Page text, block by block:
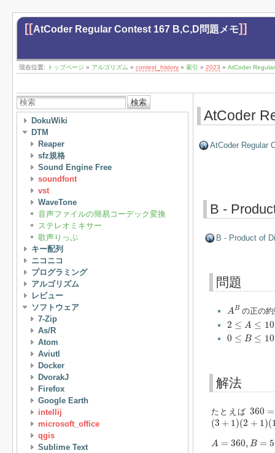
[[AtCoder Regular Contest 167 B,C,D問題メモ]]
現在位置: トップページ » アルゴリズム » contest_history » 索引 » 2023 » AtCoder
検索
DokuWiki
DTM
Reaper
sfz規格
Sound Engine Free
soundfont
vst
WaveTone
音声ファイルの簡易コーデック変換
ステレオミキサー
歌声りっぷ
キー配列
ニコニコ
プログラミング
アルゴリズム
レビュー
ソフトウェア
7-Zip
As/R
Atom
Aviutl
Docker
DvorakJ
Firefox
Google Earth
intellij
microsoft_office
qgis
Sublime Text
AtCoder
AtCoder Regular
B -
B - Product of
問題
A B
A B
の正の
2 ≤ A ≤ 10
2 10
0 ≤ B ≤ 10
0 B ≤10 18
解法
たとえば360 =
360
(3 + 1)(2 + 1)(
(3+1 )(2+1 )( 1+ 1)
A = 360, B = 5
A= 360,B 5